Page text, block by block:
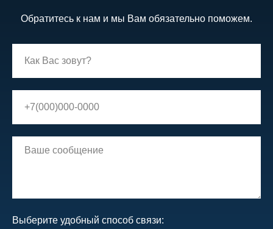
Обратитесь к нам и мы Вам обязательно поможем.
Выберите удобный способ связи: